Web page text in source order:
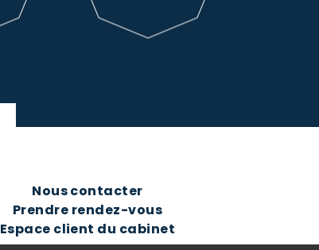
Nous contacter
Prendre rendez-vous
Espace client du cabinet